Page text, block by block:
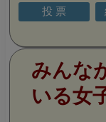
みんな
いる女